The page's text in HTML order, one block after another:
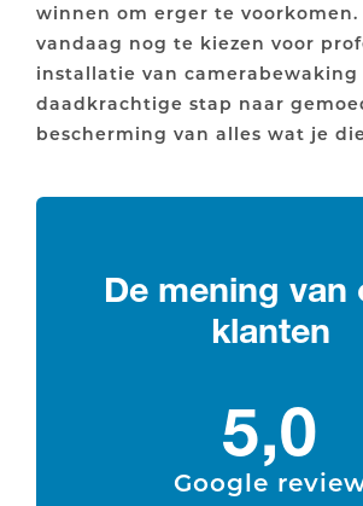
winnen om erger te voorkomen.
vandaag nog te kiezen voor
installatie van camerabewaking
daadkrachtige stap naar
bescherming van alles wat je
De mening van
klanten
5,0
Google